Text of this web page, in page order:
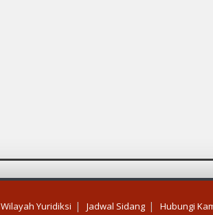
Wilayah Yuridiksi | Jadwal Sidang | Hubungi